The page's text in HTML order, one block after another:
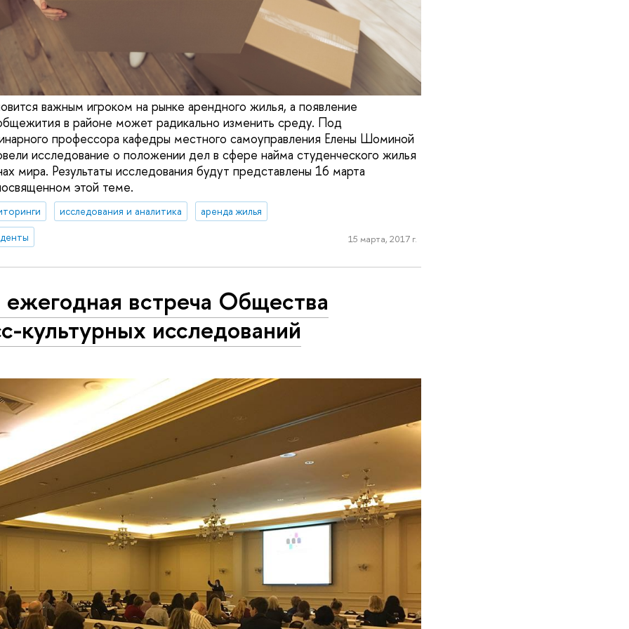
важным игроком на рынке арендного жилья, а появление
в районе может радикально изменить среду. Под
профессора кафедры местного самоуправления Елены Шоминой
исследование о положении дел в сфере найма студенческого жилья
мира. Результаты исследования будут представлены 16 марта
этой теме.
исследования и аналитика
аренда жилья
15 марта, 2017 г.
встреча Общества
культурных исследований